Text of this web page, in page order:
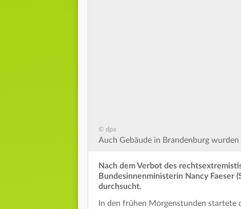
© dpa
Auch Gebäude in Brandenburg
Nach dem Verbot des
Bundesinnenministerin Nancy Faeser
durchsucht.
In den frühen Morgenstunden startete